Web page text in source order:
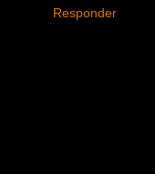
Responder